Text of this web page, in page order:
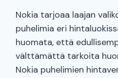
Nokia tarjoaa laajan
puhelimia eri
huomata, että
välttämättä tarkoita
Nokia puhelimien